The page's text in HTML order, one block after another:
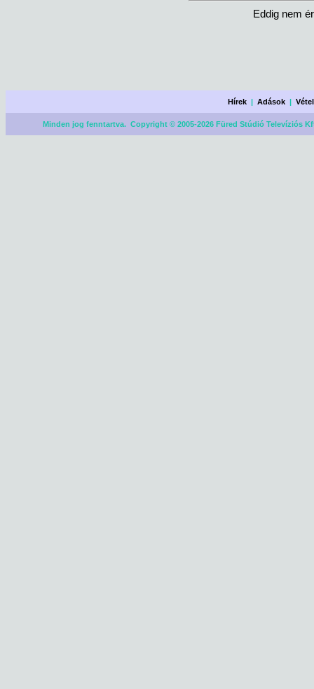
Eddig nem
Hírek |Adások |
Minden jog fenntartva. Copyright © 2005-2026 Füred Stúdió Televíziós